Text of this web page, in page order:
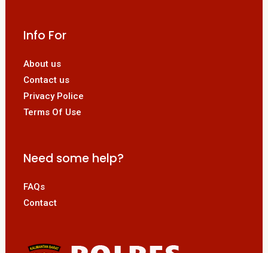
Info For
About us
Contact us
Privacy Police
Terms Of Use
Need some help?
FAQs
Contact